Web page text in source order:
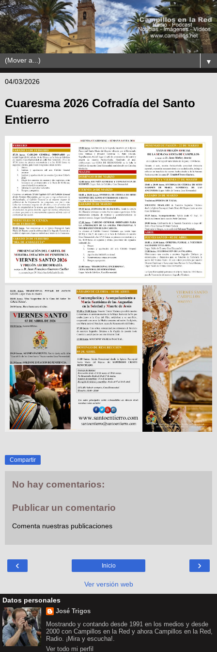
▼
04/03/2026
Cuaresma 2026 Cofradía del Santo
Entierro
Compartir
No hay comentarios:
Publicar un comentario
Comenta nuestras publicaciones
‹ ›
Inicio
Ver versión web
Datos personales
José Trigos
Mostrando y contando desde 1991 en los medios y desde
2000 con Campillos en la Red y ahora Campillos en la Red,
Radio. ¡Mira y escucha!.
Ver todo mi perfil